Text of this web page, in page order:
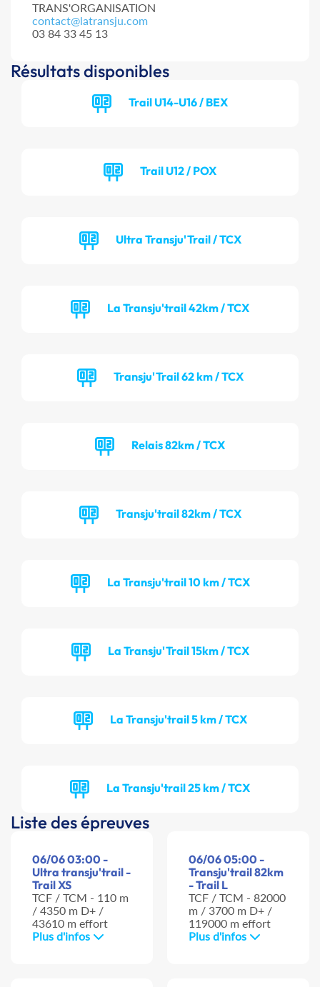
TRANS'ORGANISATION
contact@latransju.com
03 84 33 45 13
Résultats disponibles
Trail U14-U16 / BEX
Trail U12 / POX
Ultra Transju'Trail / TCX
La Transju'trail 42km / TCX
Transju'Trail 62 km / TCX
Relais 82km / TCX
Transju'trail 82km / TCX
La Transju'trail 10 km / TCX
La Transju'Trail 15km / TCX
La Transju'trail 5 km / TCX
La Transju'trail 25 km / TCX
Liste des épreuves
06/06 03:00 -
Ultra transju'trail -
Trail XS
TCF / TCM - 110 m
/ 4350 m D+ /
43610 m effort
Plus d'infos
06/06 05:00 -
Transju'trail 82km
- Trail L
TCF / TCM - 82000
m / 3700 m D+ /
119000 m effort
Plus d'infos